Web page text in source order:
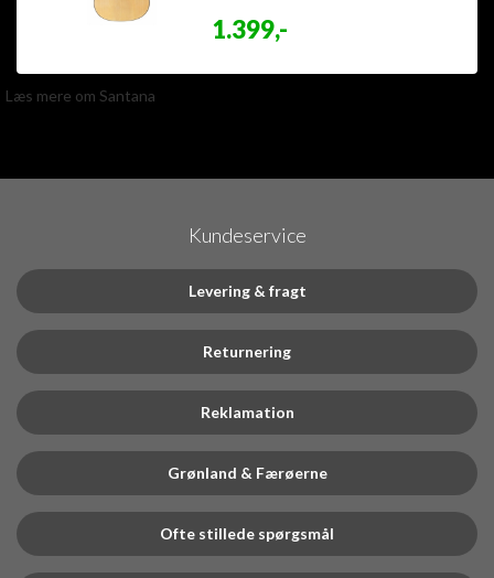
1.399,-
Læs mere om Santana
Kundeservice
Levering & fragt
Returnering
Reklamation
Grønland & Færøerne
Ofte stillede spørgsmål